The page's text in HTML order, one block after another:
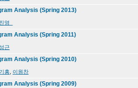
Analysis (Spring 2013)
영_
Analysis (Spring 2011)
근
Analysis (Spring 2010)
홍 이원찬
Analysis (Spring 2009)